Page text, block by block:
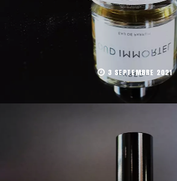
3 SEPTEMBRE 2021